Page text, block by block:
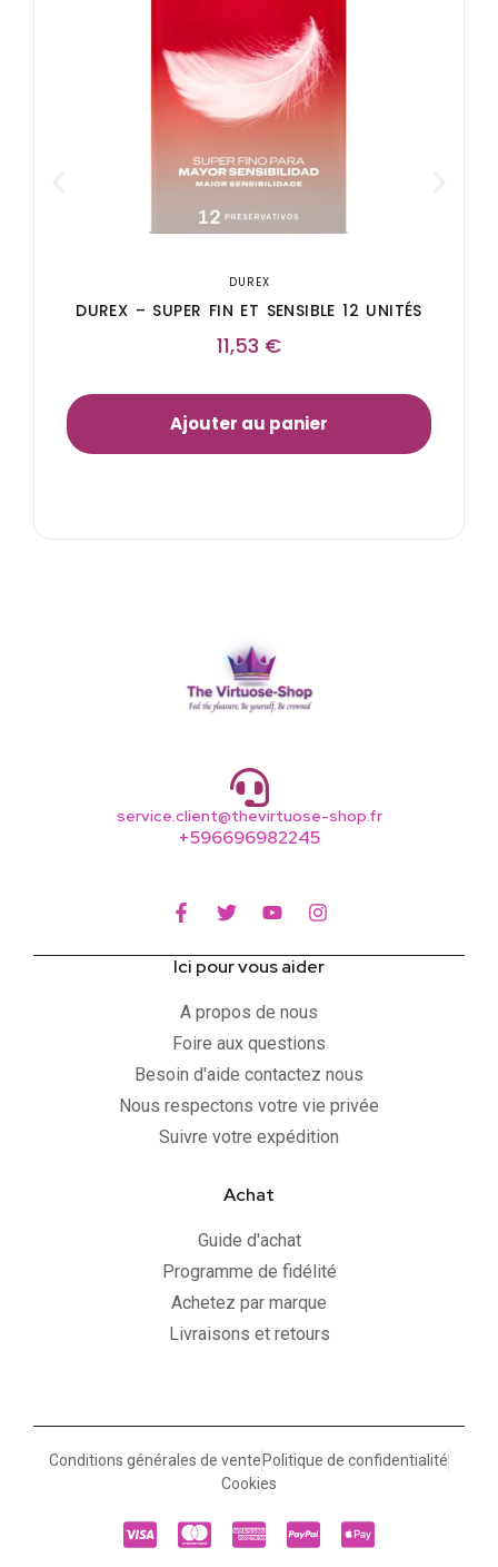
DUREX
DUREX – SUPER FIN ET SENSIBLE 12 UNITÉS
11,53 €
Ajouter au panier
service.client@thevirtuose-shop.fr
+596696982245
Ici pour vous aider
A propos de nous
Foire aux questions
Besoin d'aide contactez nous
Nous respectons votre vie privée
Suivre votre expédition
Achat
Guide d'achat
Programme de fidélité
Achetez par marque
Livraisons et retours
Conditions générales de vente Politique de confidentialité
Cookies